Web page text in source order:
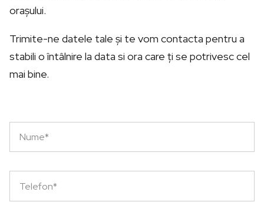
orașului.
Trimite-ne datele tale și te vom contacta pentru a
stabili o întâlnire la data si ora care ți se potrivesc cel
mai bine.